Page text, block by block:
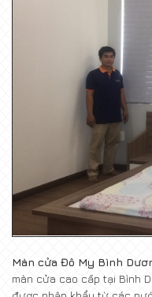
Màn cửa Đô My Bình
màn cửa cao cấp tại Bình